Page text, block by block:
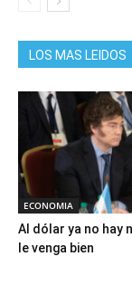
LOS MAS LEIDOS
ECONOMIA
Al dólar ya no hay
le venga bien